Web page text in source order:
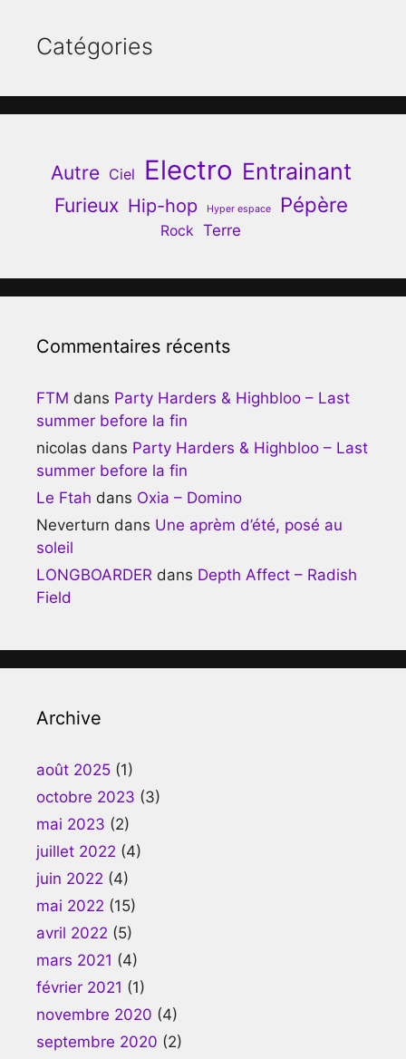
Catégories
Autre Ciel Electro Entrainant
Furieux Hip-hop Hyper espace Pépère
Rock Terre
Commentaires récents
FTM dans Party Harders & Highbloo – Last
summer before la fin
nicolas dans Party Harders & Highbloo – Last
summer before la fin
Le Ftah dans Oxia – Domino
Neverturn dans Une aprèm d’été, posé au
soleil
LONGBOARDER dans Depth Affect – Radish
Field
Archive
août 2025 (1)
octobre 2023 (3)
mai 2023 (2)
juillet 2022 (4)
juin 2022 (4)
mai 2022 (15)
avril 2022 (5)
mars 2021 (4)
février 2021 (1)
novembre 2020 (4)
septembre 2020 (2)